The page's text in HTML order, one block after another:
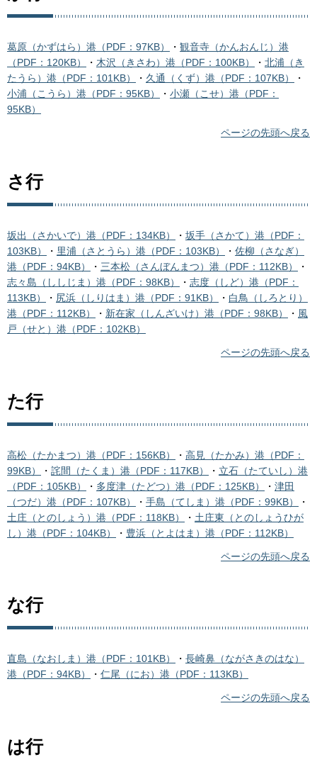
葛原（かずはら）港（PDF：97KB） ・ 観音寺（かんおんじ）港
（PDF：120KB）
・ 木沢（きさわ）港（PDF：100KB） ・ 北浦（き
たうら）港（PDF：101KB）
・ 久通（くず）港（PDF：107KB）
・
小浦（こうら）港（PDF：95KB）
・ 小瀬（こせ）港（PDF：
95KB）
ページの先頭へ戻る
さ行
坂出（さかいで）港（PDF：134KB） ・ 坂手（さかて）港（PDF：
103KB）
・ 里浦（さとうら）港（PDF：103KB） ・ 佐柳（さなぎ）
港（PDF：94KB）
・ 三本松（さんぼんまつ）港（PDF：112KB）
・
志々島（ししじま）港（PDF：98KB）
・ 志度（しど）港（PDF：
113KB）
・ 尻浜（しりはま）港（PDF：91KB） ・ 白鳥（しろとり）
港（PDF：112KB）
・ 新在家（しんざいけ）港（PDF：98KB） ・ 風
戸（せと）港（PDF：102KB）
ページの先頭へ戻る
た行
高松（たかまつ）港（PDF：156KB） ・ 高見（たかみ）港（PDF：
99KB）
・ 詫間（たくま）港（PDF：117KB） ・ 立石（たていし）港
（PDF：105KB）
・ 多度津（たどつ）港（PDF：125KB） ・ 津田
（つだ）港（PDF：107KB）
・ 手島（てしま）港（PDF：99KB）
・
土庄（とのしょう）港（PDF：118KB）
・ 土庄東（とのしょうひが
し）港（PDF：104KB）
・ 豊浜（とよはま）港（PDF：112KB）
ページの先頭へ戻る
な行
直島（なおしま）港（PDF：101KB） ・ 長崎鼻（ながさきのはな）
港（PDF：94KB）
・ 仁尾（にお）港（PDF：113KB）
ページの先頭へ戻る
は行